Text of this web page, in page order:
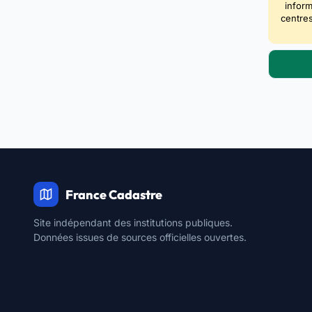
France Cadastre
Site indépendant des institutions publiques.
Données issues de sources officielles ouvertes.